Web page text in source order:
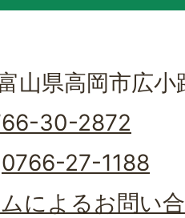
山県高岡市広
30-2872
0766-27-1188
によるお問い